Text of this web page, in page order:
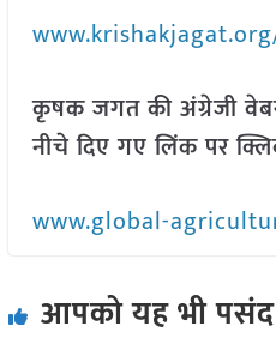
कृषक जगत की अंग्रेजी
नीचे दिए गए लिंक पर
www.global-
आपको यह भी